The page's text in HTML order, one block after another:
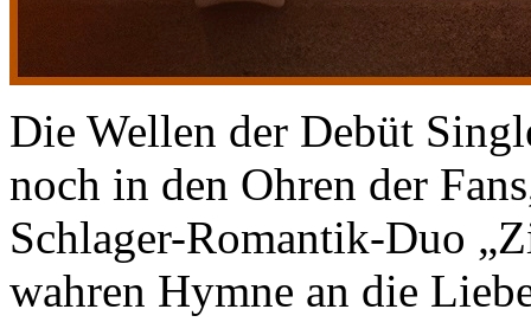
Die Wellen der Debüt
noch in den Ohren der
Schlager-Romantik-Duo
wahren Hymne an die